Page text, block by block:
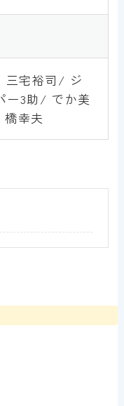
三宅裕司/ ジ
ー3助/ でか美
幸夫